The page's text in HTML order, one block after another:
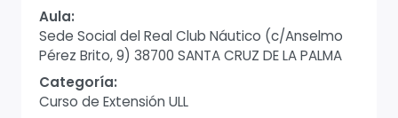
Aula:
Sede Social del Real Club Náutico (c/Anselmo
Pérez Brito, 9) 38700 SANTA CRUZ DE LA PALMA
Categoría:
Curso de Extensión ULL